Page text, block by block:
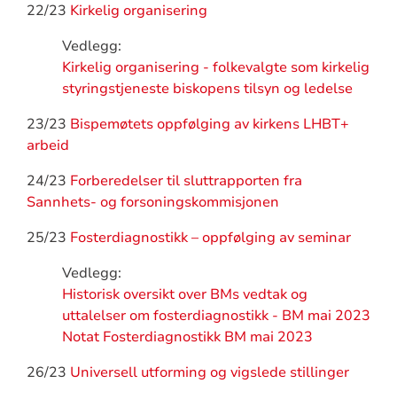
22/23 Kirkelig organisering
Vedlegg:
Kirkelig organisering - folkevalgte som kirkelig
styringstjeneste biskopens tilsyn og ledelse
23/23 Bispemøtets oppfølging av kirkens LHBT+
arbeid
24/23 Forberedelser til sluttrapporten fra
Sannhets- og forsoningskommisjonen
25/23 Fosterdiagnostikk – oppfølging av seminar
Vedlegg:
Historisk oversikt over BMs vedtak og
uttalelser om fosterdiagnostikk - BM mai 2023
Notat Fosterdiagnostikk BM mai 2023
26/23 Universell utforming og vigslede stillinger